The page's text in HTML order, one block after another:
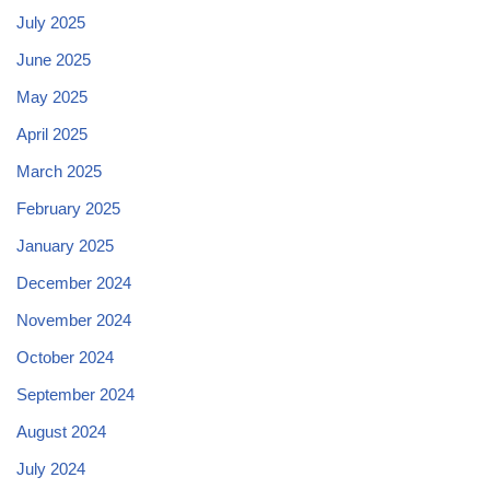
July 2025
June 2025
May 2025
April 2025
March 2025
February 2025
January 2025
December 2024
November 2024
October 2024
September 2024
August 2024
July 2024